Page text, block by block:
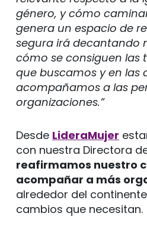
género, y cómo
genera un espacio de
segura irá decantando
cómo se consiguen las
que buscamos y en las
acompañamos a las
organizaciones.”
Desde LideraMujer
con nuestra Directora
reafirmamos nuestro
acompañar a más
alrededor del
cambios que necesitan.